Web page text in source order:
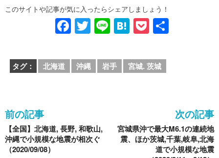
このサイトや記事が気に入ったらシェアしましょう！
F
a
c
e
o
k
T
wi
tt
er
Li
n
e
H
at
e
n
P
o
ck
et
タグ： 北海道 沖縄 岩手 宮城. 茨城
前の記事
【全国】北海道, 長野, 和歌山,
沖縄で小規模な地震が相次ぐ
（2020/09/08）
次の記事
宮城県沖で最大M6.1の連続地
震、ほか茨城,千葉,岐阜,北海
道で小規模な地震